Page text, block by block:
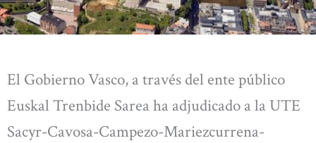
El Gobierno Vasco, a través del ente público
Euskal Trenbide Sarea ha adjudicado a la UTE
Sacyr-Cavosa-Campezo-Mariezcurrena-